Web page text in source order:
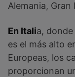
Alemania,
En Italia, donde
es el más alto
Europeas, los
proporcionan